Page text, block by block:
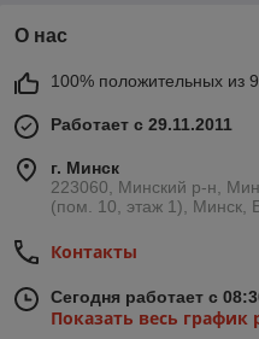
автомобилем. Продукция
предотвратить появление
В каталоге представлены
аэрозолях, эмали для
корректоры для подкраски
маркеры для маскировки
точное нанесение,
Возможностьподбора
с оригинальным цветом
Преимущества
О нас
100% положительных из
Работает с 29.11.2011
г. Минск
223060, Минский р-н,
(пом. 10, этаж 1), Минск,
Контакты
Сегодня работает с
Показать весь график